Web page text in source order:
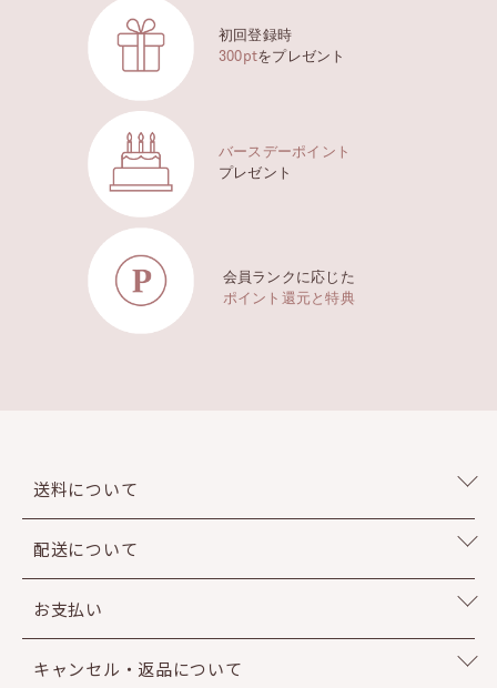
初回登録時
300ptをプレゼント
バースデーポイント
プレゼント
会員ランクに応じた
ポイント還元と特典
送料について
配送について
お支払い
キャンセル・返品について